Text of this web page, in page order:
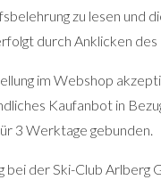
zu lesen und
durch Anklicken des
im Webshop
Kaufanbot in
3 Werktage gebunden.
bei der Ski-Club